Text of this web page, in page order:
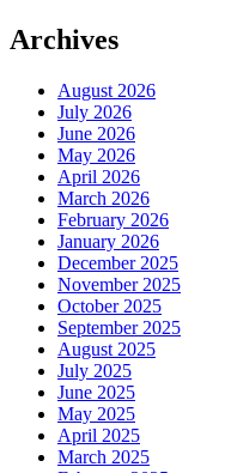
Archives
August 2026
July 2026
June 2026
May 2026
April 2026
March 2026
February 2026
January 2026
December 2025
November 2025
October 2025
September 2025
August 2025
July 2025
June 2025
May 2025
April 2025
March 2025